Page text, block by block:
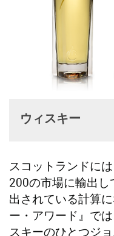
ウィスキー
スコットランドに
200の市場に輸出
出されている計算
ー・アワード』で
スキーのひとつジ